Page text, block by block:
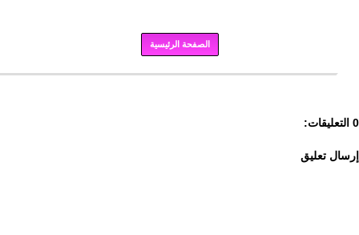
الصفحة الرئيسية
0 التعليقات:
إرسال تعليق